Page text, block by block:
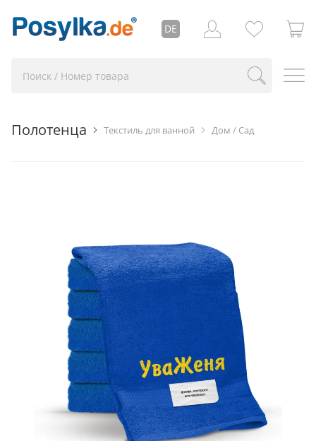
DE
Дом / Сад
Текстиль для ванной
Полотенца